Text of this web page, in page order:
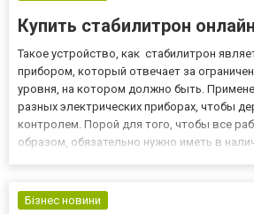
Купить стабилитрон онлайн
Такое устройство, как стабилитрон
прибором, который отвечает за
уровня, на котором должно быть.
разных электрических приборах, чтобы
контролем. Порой для того, чтобы все
образом, обязательно нужно иметь в
стабили...
Бізнес новини